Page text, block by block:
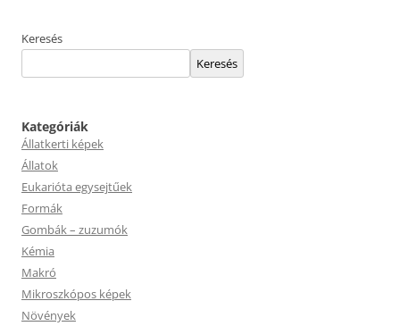
Keresés
Keresés
Kategóriák
Állatkerti képek
Állatok
Eukarióta egysejtűek
Formák
Gombák – zuzumók
Kémia
Makró
Mikroszkópos képek
Növények